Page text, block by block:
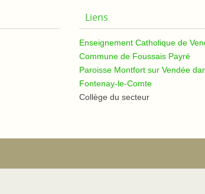
Liens
Enseignement Catholique de
Commune de Foussais Payré
Paroisse Montfort sur Vendée
Fontenay-le-Comte
Collège du secteur